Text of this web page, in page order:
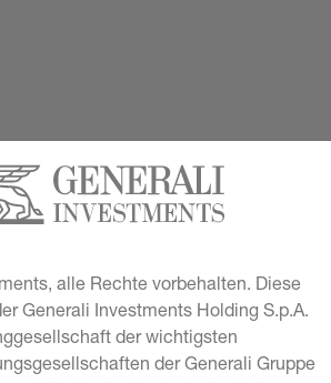
alle Rechte vorbehalten. Diese
Generali Investments Holding S.p.A.
der wichtigsten
der Generali Gruppe